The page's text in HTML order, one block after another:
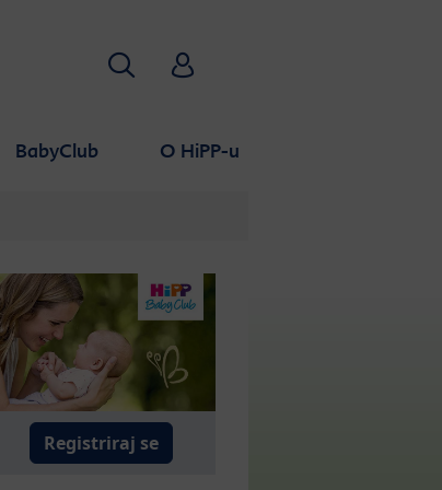
BabyClub O HiPP-u
Pretraživanje
HiPP Babyclub
Registriraj se